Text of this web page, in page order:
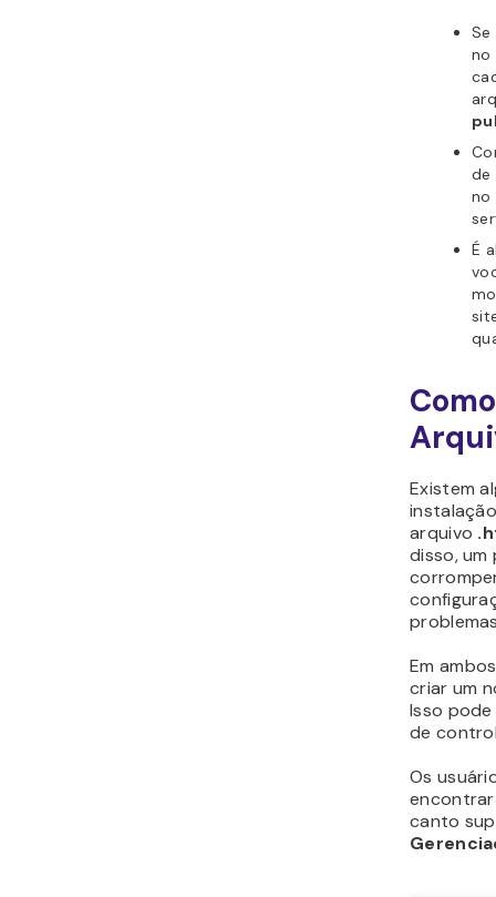
no
de
no
É
Existem
arquivo
disso,
Em
criar um
Isso
de
Os
canto